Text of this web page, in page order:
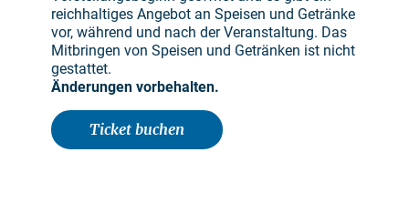
reichhaltiges Angebot an Speisen und Getränke
vor, während und nach der Veranstaltung. Das
Mitbringen von Speisen und Getränken ist nicht
gestattet.
Änderungen vorbehalten.
Ticket buchen